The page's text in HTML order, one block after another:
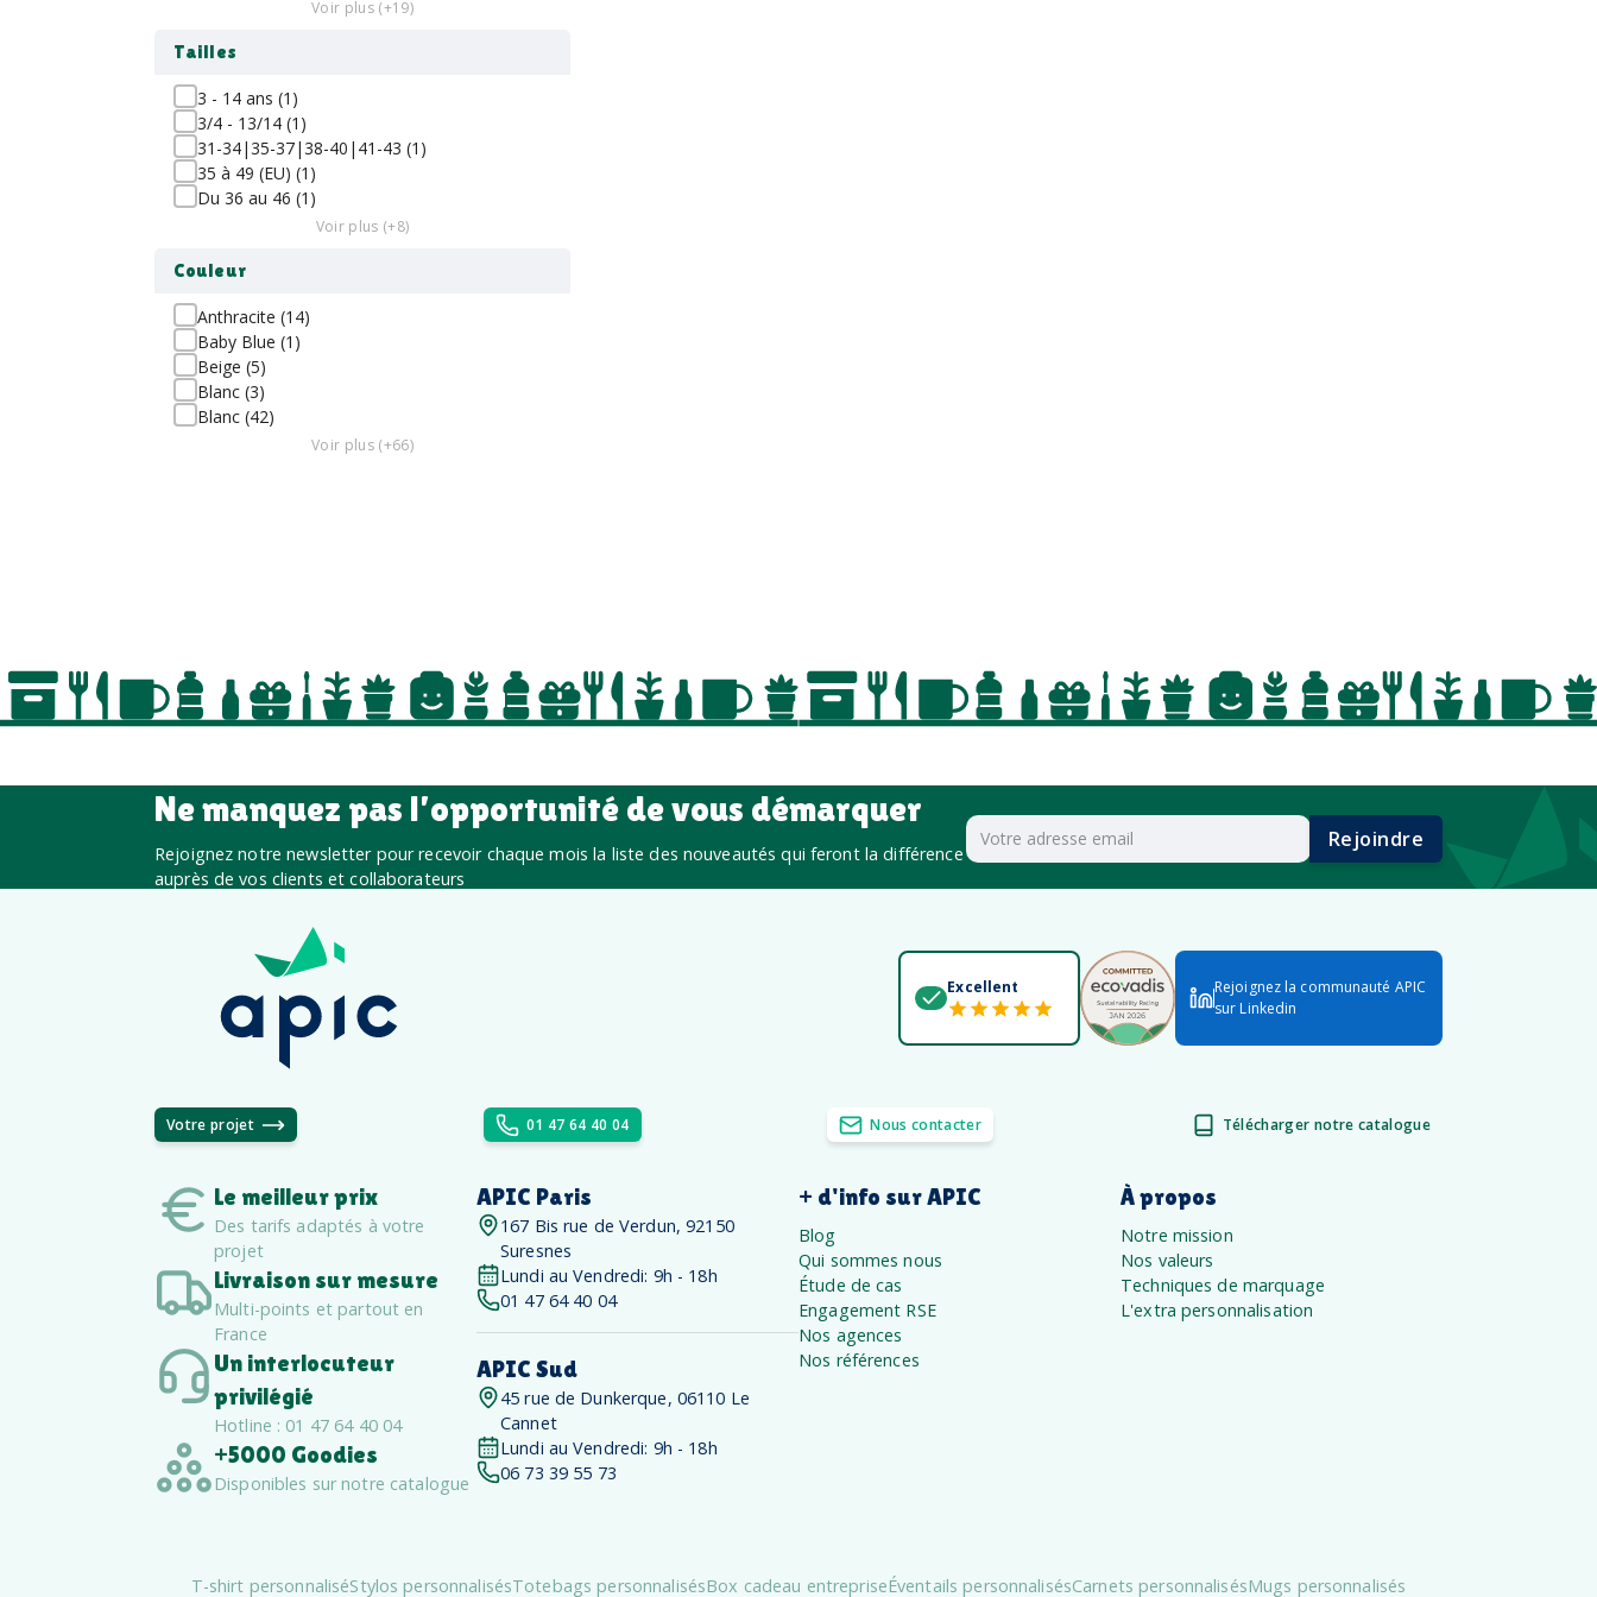
Voir plus (+19)
Tailles
3 - 14 ans (1)
3/4 - 13/14 (1)
31-34|35-37|38-40|41-43 (1)
35 à 49 (EU) (1)
Du 36 au 46 (1)
Voir plus (+8)
Couleur
Anthracite (14)
Baby Blue (1)
Beige (5)
Blanc (3)
Blanc (42)
Voir plus (+66)
Ne manquez pas l’opportunité de vous démarquer
Rejoignez notre newsletter pour recevoir chaque mois la liste des nouveautés qui feront la différence
auprès de vos clients et collaborateurs
Rejoindre
Excellent
Rejoignez la communauté APIC
sur Linkedin
Votre projet 01 47 64 40 04 Nous contacter Télécharger notre catalogue
Le meilleur prix
Des tarifs adaptés à votre
projet
Livraison sur mesure
Multi-points et partout en
France
Un interlocuteur
privilégié
Hotline : 01 47 64 40 04
+5000 Goodies
Disponibles sur notre catalogue
APIC Paris
167 Bis rue de Verdun, 92150
Suresnes
Lundi au Vendredi: 9h - 18h
01 47 64 40 04
APIC Sud
45 rue de Dunkerque, 06110 Le
Cannet
Lundi au Vendredi: 9h - 18h
06 73 39 55 73
+ d'info sur APIC
Blog
Qui sommes nous
Étude de cas
Engagement RSE
Nos agences
Nos références
À propos
Notre mission
Nos valeurs
Techniques de marquage
L'extra personnalisation
T-shirt personnaliséStylos personnalisésTotebags personnalisésBox cadeau entrepriseÉventails personnalisésCarnets personnalisésMugs personnalisés